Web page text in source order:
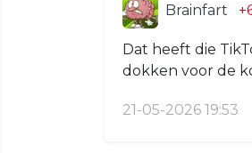
Brainfart
Dat heeft die
dokken voor de
21-05-2026 19:53